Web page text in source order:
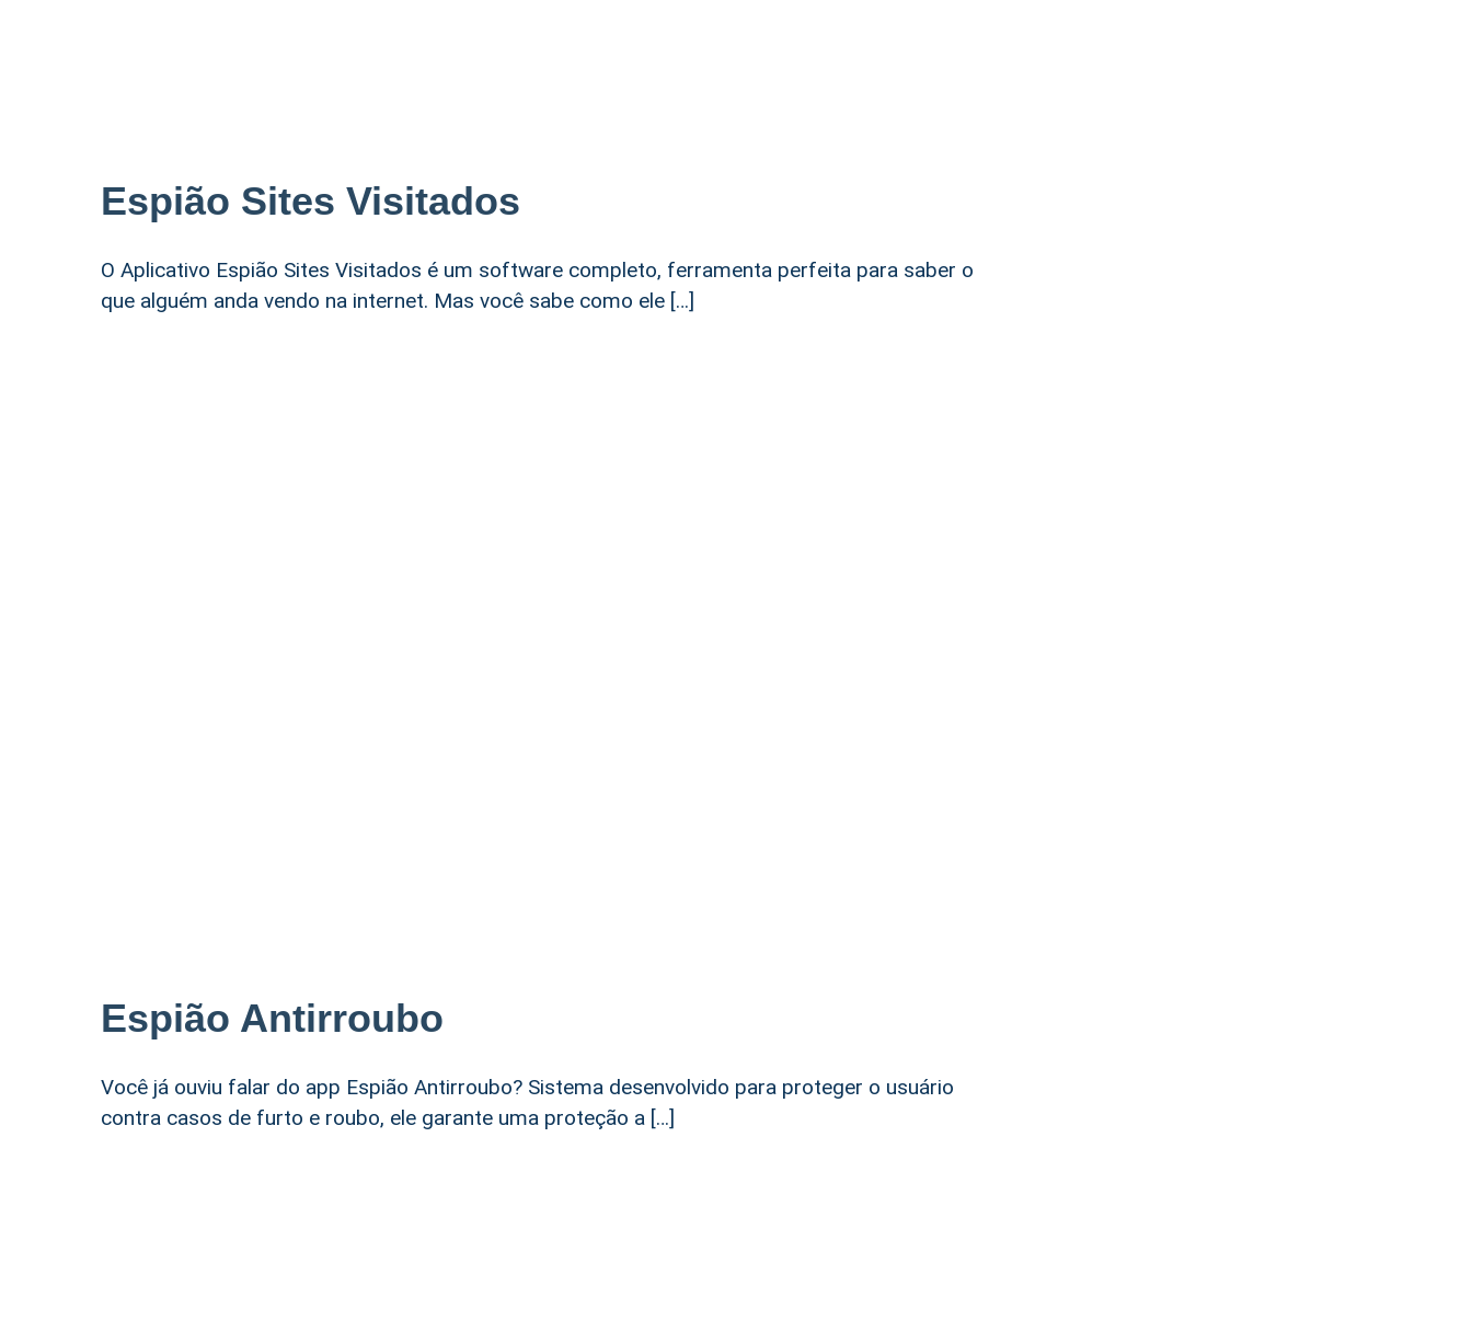
Espião Sites Visitados
O Aplicativo Espião Sites Visitados é um software completo, ferramenta perfeita para saber o
que alguém anda vendo na internet. Mas você sabe como ele […]
Espião Antirroubo
Você já ouviu falar do app Espião Antirroubo? Sistema desenvolvido para proteger o usuário
contra casos de furto e roubo, ele garante uma proteção a […]